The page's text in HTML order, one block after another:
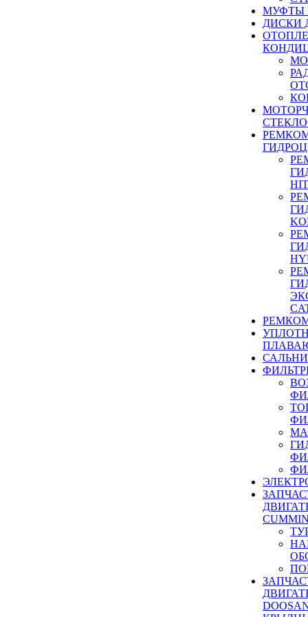
МУФТЫ
ДИСКИ